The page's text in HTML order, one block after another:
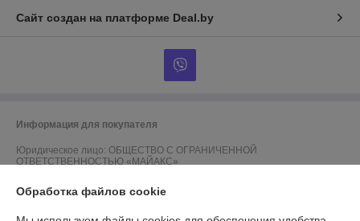
Сайт создан на платформе Deal.by
Информация для покупателя
Юридическое лицо: ОБЩЕСТВО С ОГРАНИЧЕННОЙ
ОТВЕТСТВЕННОСТЬЮ «МАЙАКС»
Обработка файлов cookie